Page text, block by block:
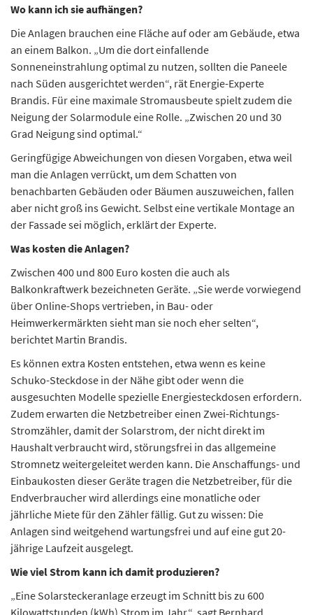
Wo kann ich sie aufhängen?
Die Anlagen brauchen eine Fläche auf oder am Gebäude, etwa
an einem Balkon. „Um die dort einfallende
Sonneneinstrahlung optimal zu nutzen, sollten die Paneele
nach Süden ausgerichtet werden“, rät Energie-Experte
Brandis. Für eine maximale Stromausbeute spielt zudem die
Neigung der Solarmodule eine Rolle. „Zwischen 20 und 30
Grad Neigung sind optimal.“
Geringfügige Abweichungen von diesen Vorgaben, etwa weil
man die Anlagen verrückt, um dem Schatten von
benachbarten Gebäuden oder Bäumen auszuweichen, fallen
aber nicht groß ins Gewicht. Selbst eine vertikale Montage an
der Fassade sei möglich, erklärt der Experte.
Was kosten die Anlagen?
Zwischen 400 und 800 Euro kosten die auch als
Balkonkraftwerk bezeichneten Geräte. „Sie werde vorwiegend
über Online-Shops vertrieben, in Bau- oder
Heimwerkermärkten sieht man sie noch eher selten“,
berichtet Martin Brandis.
Es können extra Kosten entstehen, etwa wenn es keine
Schuko-Steckdose in der Nähe gibt oder wenn die
ausgesuchten Modelle spezielle Energiesteckdosen erfordern.
Zudem erwarten die Netzbetreiber einen Zwei-Richtungs-
Stromzähler, damit der Solarstrom, der nicht direkt im
Haushalt verbraucht wird, störungsfrei in das allgemeine
Stromnetz weitergeleitet werden kann. Die Anschaffungs- und
Einbaukosten dieser Geräte tragen die Netzbetreiber, für die
Endverbraucher wird allerdings eine monatliche oder
jährliche Miete für den Zähler fällig. Gut zu wissen: Die
Anlagen sind weitgehend wartungsfrei und auf eine gut 20-
jährige Laufzeit ausgelegt.
Wie viel Strom kann ich damit produzieren?
„Eine Solarsteckeranlage erzeugt im Schnitt bis zu 600